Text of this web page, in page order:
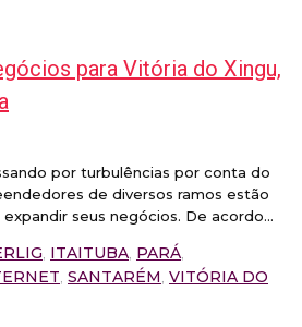
para Vitória do Xingu,
por turbulências por conta do
de diversos ramos estão
seus negócios. De acordo...
, ITAITUBA, PARÁ,
, SANTARÉM, VITÓRIA DO